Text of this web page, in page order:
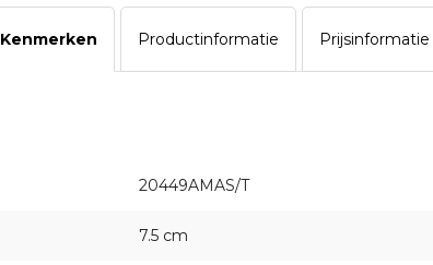
Kenmerken Productinformatie Prijsinformatie
20449AMAS/T
7.5 cm